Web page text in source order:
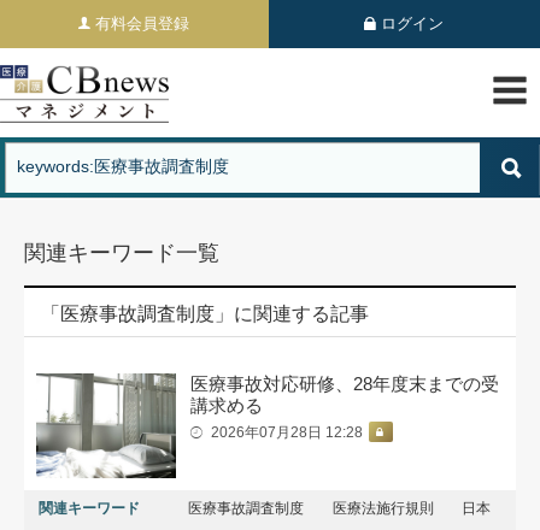
有料会員登録 ログイン
関連キーワード一覧
「医療事故調査制度」に関連する記事
医療事故対応研修、28年度末までの受
講求める
2026年07月28日 12:28
関連キーワード 医療事故調査制度 医療法施行規則
日本